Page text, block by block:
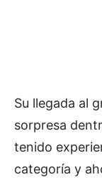
Su llegada al
sorpresa
tenido
categoría y